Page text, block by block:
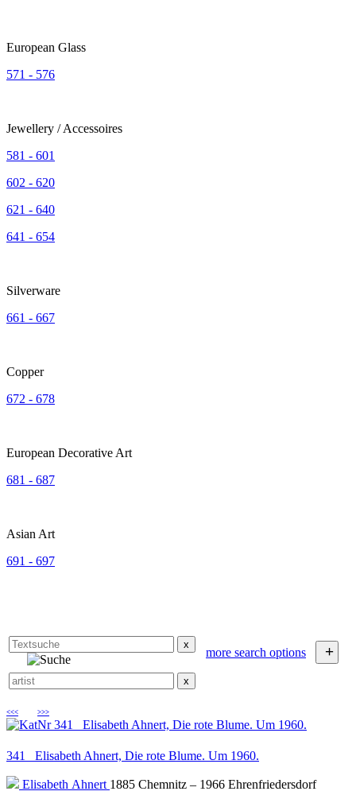
European Glass
571 - 576
Jewellery / Accessoires
581 - 601
602 - 620
621 - 640
641 - 654
Silverware
661 - 667
Copper
672 - 678
European Decorative Art
681 - 687
Asian Art
691 - 697
x
more search options +
x
<<< >>>
341 Elisabeth Ahnert, Die rote Blume. Um 1960.
Elisabeth Ahnert 1885 Chemnitz – 1966 Ehrenfriedersdorf